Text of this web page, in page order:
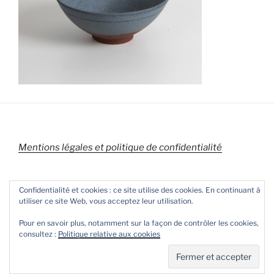
Mentions légales et politique de confidentialité
Confidentialité et cookies : ce site utilise des cookies. En continuant à
utiliser ce site Web, vous acceptez leur utilisation.
Pour en savoir plus, notamment sur la façon de contrôler les cookies,
consultez : Politique relative aux cookies